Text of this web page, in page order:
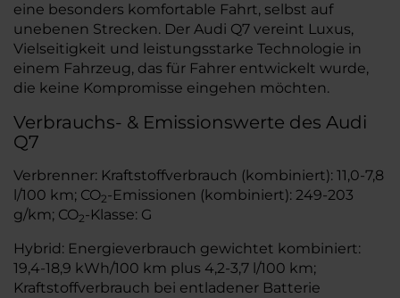
eine besonders komfortable Fahrt, selbst auf
unebenen Strecken. Der Audi Q7 vereint Luxus,
Vielseitigkeit und leistungsstarke Technologie in
einem Fahrzeug, das für Fahrer entwickelt wurde,
die keine Kompromisse eingehen möchten.
Verbrauchs- & Emissionswerte des Audi
Q7
Verbrenner: Kraftstoffverbrauch (kombiniert): 11,0-7,8
l/100 km; CO2-Emissionen (kombiniert): 249-203
g/km; CO2-Klasse: G
Hybrid: Energieverbrauch gewichtet kombiniert:
19,4-18,9 kWh/100 km plus 4,2-3,7 l/100 km;
Kraftstoffverbrauch bei entladener Batterie